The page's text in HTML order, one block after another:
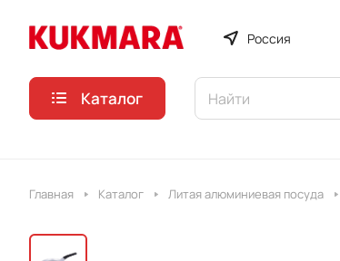
Россия
Каталог
Главная Каталог Литая алюминиевая посуда